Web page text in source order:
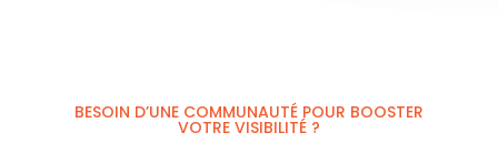
BESOIN D’UNE COMMUNAUTÉ POUR BOOSTER
VOTRE VISIBILITÉ ?